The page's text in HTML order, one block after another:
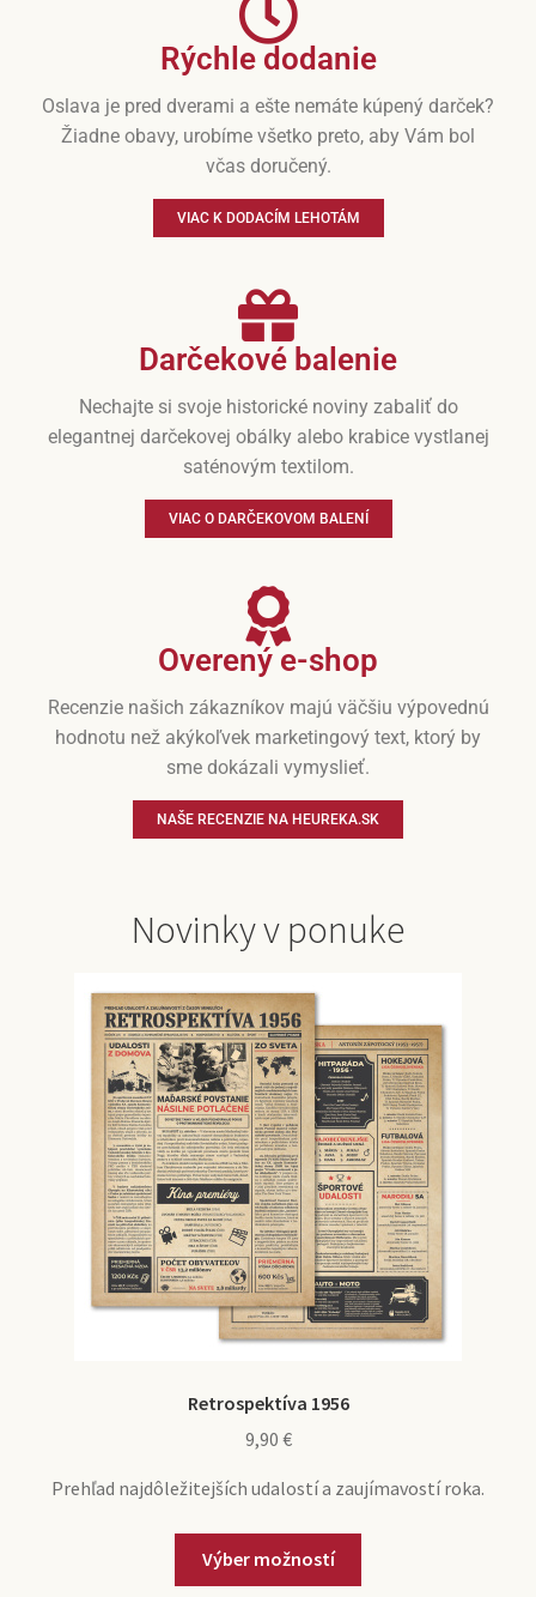
Rýchle dodanie
Oslava je pred dverami a ešte nemáte kúpený darček?
Žiadne obavy, urobíme všetko preto, aby Vám bol
včas doručený.
VIAC K DODACÍM LEHOTÁM
Darčekové balenie
Nechajte si svoje historické noviny zabaliť do
elegantnej darčekovej obálky alebo krabice vystlanej
saténovým textilom.
VIAC O DARČEKOVOM BALENÍ
Overený e-shop
Recenzie našich zákazníkov majú väčšiu výpovednú
hodnotu než akýkoľvek marketingový text, ktorý by
sme dokázali vymyslieť.
NAŠE RECENZIE NA HEUREKA.SK
Novinky v ponuke
Retrospektíva 1956
9,90 €
Prehľad najdôležitejších udalostí a zaujímavostí roka.
Výber možností